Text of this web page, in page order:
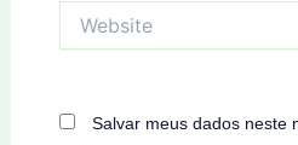
Salvar meus dados neste